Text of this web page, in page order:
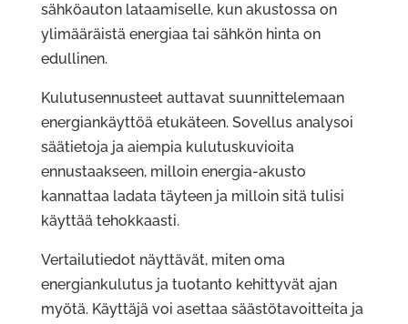
sähköauton lataamiselle, kun akustossa on
ylimääräistä energiaa tai sähkön hinta on
edullinen.
Kulutusennusteet auttavat suunnittelemaan
energiankäyttöä etukäteen. Sovellus analysoi
säätietoja ja aiempia kulutuskuvioita
ennustaakseen, milloin energia-akusto
kannattaa ladata täyteen ja milloin sitä tulisi
käyttää tehokkaasti.
Vertailutiedot näyttävät, miten oma
energiankulutus ja tuotanto kehittyvät ajan
myötä. Käyttäjä voi asettaa säästötavoitteita ja